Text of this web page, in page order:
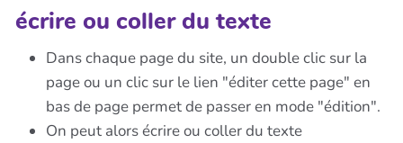
écrire ou coller du texte
Dans chaque page du site, un double clic sur la
page ou un clic sur le lien "éditer cette page" en
bas de page permet de passer en mode "édition".
On peut alors écrire ou coller du texte